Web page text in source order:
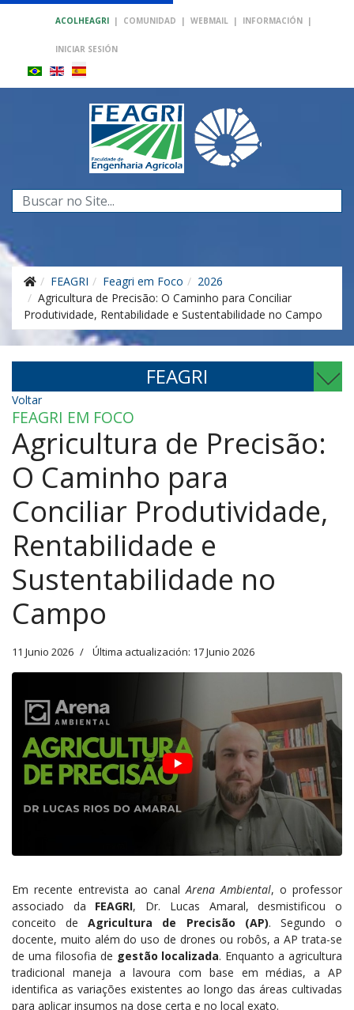
ACOLHEAGRI | COMUNIDAD | WEBMAIL | INFORMACIÓN |
INICIAR SESIÓN
Buscar...
FEAGRI Feagri em Foco
2026
Agricultura de Precisão: O Caminho para Conciliar
Produtividade, Rentabilidade e Sustentabilidade no Campo
FEAGRI
Voltar
FEAGRI EM FOCO
Agricultura de Precisão:
O Caminho para
Conciliar Produtividade,
Rentabilidade e
Sustentabilidade no
Campo
11 Junio 2026 Última actualización: 17 Junio 2026
Em recente entrevista ao canalArena Ambiental, o professor
associado da FEAGRI, Dr. Lucas Amaral, desmistificou o
conceito deAgricultura de Precisão (AP). Segundo o
docente, muito além do uso de drones ou robôs, a AP trata-se
de uma filosofia de gestão localizada. Enquanto a agricultura
tradicional maneja a lavoura com base em médias, a AP
identifica as variações existentes ao longo das áreas cultivadas
para aplicar insumos na dose certa e no local exato.